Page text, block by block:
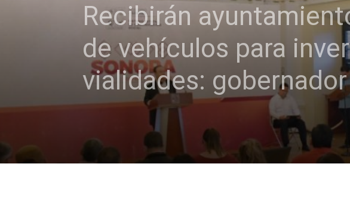
Recibirán
de vehículos para
vialidades: